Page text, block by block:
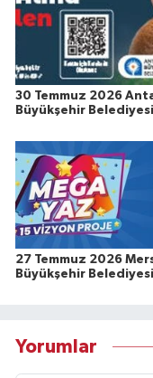
30 Temmuz 2026
Büyükşehir
27 Temmuz 2026
Büyükşehir
Yorumlar